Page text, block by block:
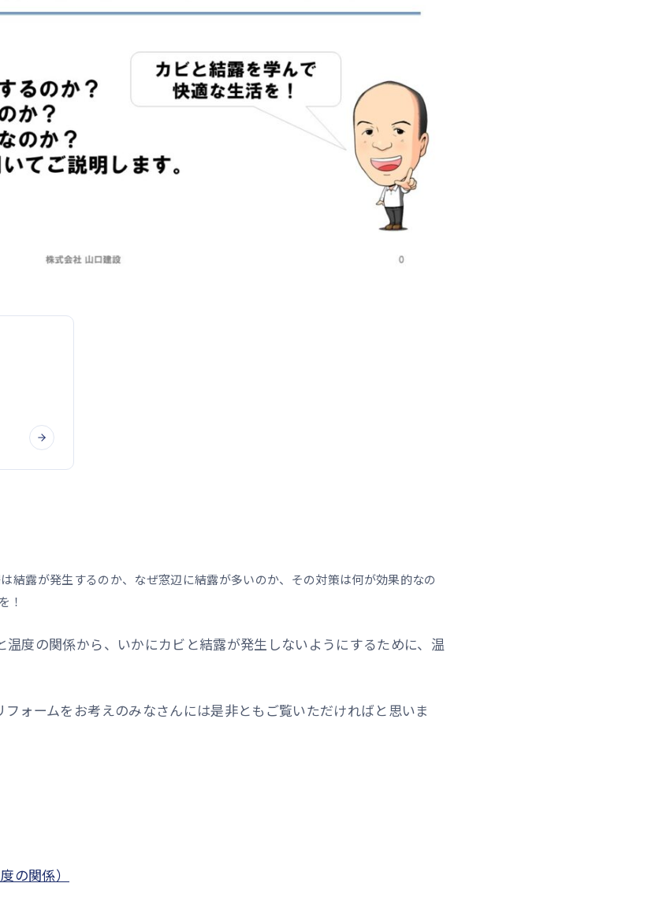
結露が発生するのか、なぜ窓辺に結露が多いのか、その対策は何が効果的なの
！
度の関係から、いかにカビと結露が発生しないようにするために、温
ォームをお考えのみなさんには是非ともご覧いただければと思いま
の関係）